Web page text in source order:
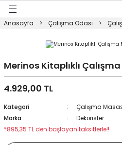
Masası
Dolabı
Anasayfa Çalışma Odası
Merinos Kitaplıklı
4.929,00 TL
Kategori
Çalışma
Marka
Dekorister
*895,35 TL den başlayan taksitlerle!!